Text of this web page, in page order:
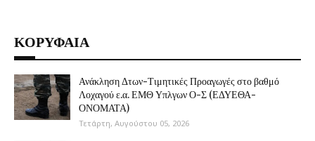
ΚΟΡΥΦΑΙΑ
Ανάκληση Δτων-Τιμητικές Προαγωγές στο βαθμό
Λοχαγού ε.α. ΕΜΘ Υπλγων Ο-Σ (ΕΔΥΕΘΑ-
ΟΝΟΜΑΤΑ)
Τετάρτη, Αυγούστου 05, 2026